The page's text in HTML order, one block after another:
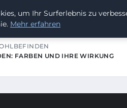
FESTIVAL
FARBEN UND IHRE WIRKUNG
um Ihr Surferlebnis zu
Mehr erfahren